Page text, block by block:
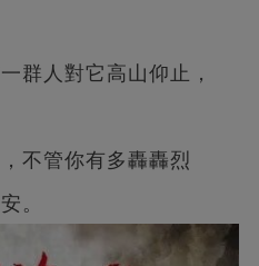
群人對它高山仰止，
不管你有多轟轟烈
。